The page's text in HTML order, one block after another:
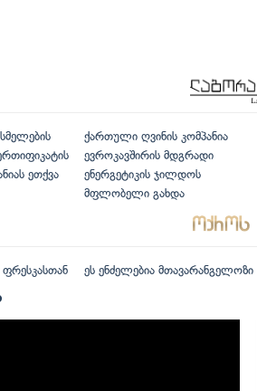
ეთქვა
ქართული ღვინის კომპანია
ევროკავშირის მდგრადი
ენერგეტიკის ჯილდოს
მფლობელი გახდა
ეს ენძელებია მთავარანგელოზი